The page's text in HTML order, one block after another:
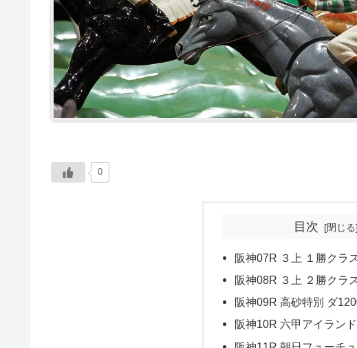
0
目次
阪神07R ３上 １勝クラ
阪神08R ３上 ２勝クラ
阪神09R 高砂特別 ダ
阪神10R 六甲アイラン